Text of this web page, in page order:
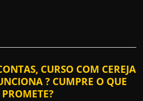
CURSO COM CEREJA
? CUMPRE O QUE
PROMETE?